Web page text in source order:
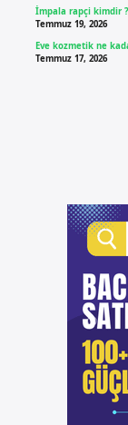
İmpala rapçi kimdir ?
Temmuz 19, 2026
Eve kozmetik ne
Temmuz 17, 2026